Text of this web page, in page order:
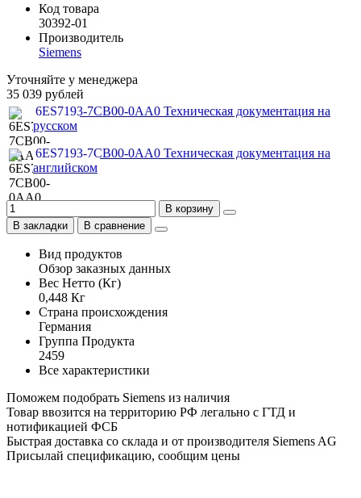
Код товара
30392-01
Производитель
Siemens
Уточняйте у менеджера
35 039 рублей
6ES7193-7CB00-0AA0 Техническая документация на
русском
6ES7193-7CB00-0AA0 Техническая документация на
английском
В корзину
В закладки
В сравнение
Вид продуктов
Обзор заказных данных
Вес Нетто (Кг)
0,448 Кг
Страна происхождения
Германия
Группа Продукта
2459
Все характеристики
Поможем подобрать Siemens из наличия
Товар ввозится на территорию РФ легально с ГТД и
нотификацией ФСБ
Быстрая доставка со склада и от производителя Siemens AG
Присылай спецификацию, сообщим цены